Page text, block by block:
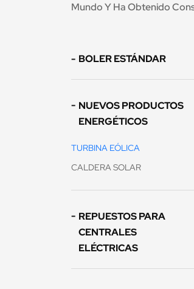
Mundo Y Ha Obtenido
BOLER ESTÁNDAR
NUEVOS PRODUCTOS
ENERGÉTICOS
TURBINA EÓLICA
CALDERA SOLAR
REPUESTOS PARA
CENTRALES
ELÉCTRICAS